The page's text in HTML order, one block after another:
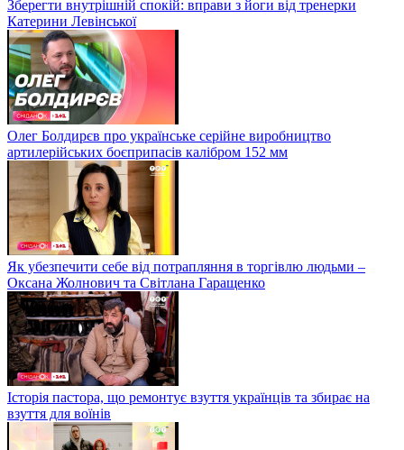
Зберегти внутрішній спокій: вправи з йоги від тренерки
Катерини Левінської
Олег Болдирєв про українське серійне виробництво
артилерійських боєприпасів калібром 152 мм
Як убезпечити себе від потрапляння в торгівлю людьми –
Оксана Жолнович та Світлана Гаращенко
Історія пастора, що ремонтує взуття українців та збирає на
взуття для воїнів